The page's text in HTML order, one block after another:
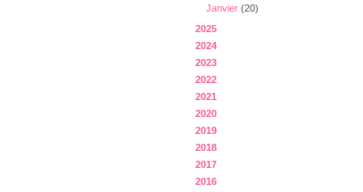
Janvier (20)
2025
2024
2023
2022
2021
2020
2019
2018
2017
2016